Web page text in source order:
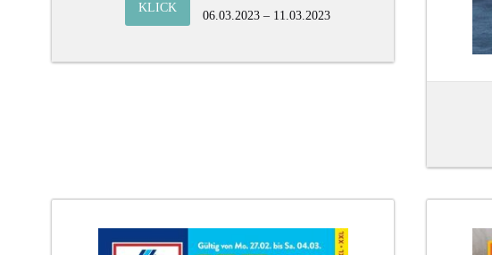
KLICK
06.03.2023 – 11.03.2023